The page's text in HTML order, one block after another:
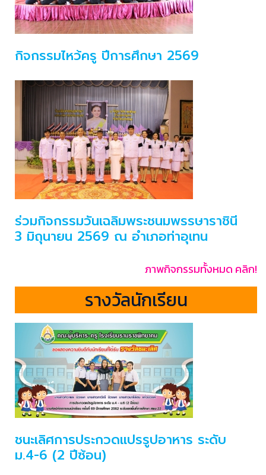
กิจกรรมไหว้ครู ปีการศึกษา 2569
ร่วมกิจกรรมวันเฉลิมพระชนมพรรษาราชินี
3 มิถุนายน 2569 ณ อำเภอท่าอุเทน
ภาพกิจกรรมทั้งหมด คลิก!
รางวัลนักเรียน
ชนะเลิศการประกวดแปรรูปอาหาร ระดับ
ม.4-6 (2 ปีซ้อน)